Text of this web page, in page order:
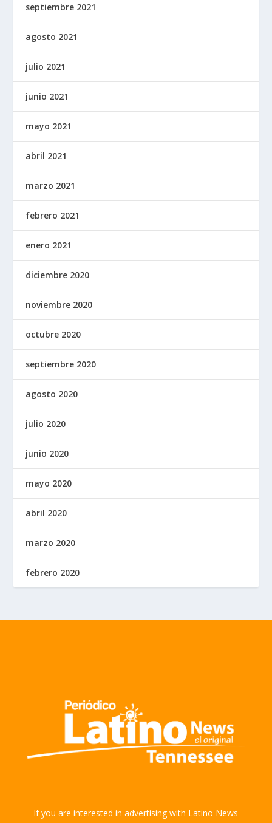
septiembre 2021
agosto 2021
julio 2021
junio 2021
mayo 2021
abril 2021
marzo 2021
febrero 2021
enero 2021
diciembre 2020
noviembre 2020
octubre 2020
septiembre 2020
agosto 2020
julio 2020
junio 2020
mayo 2020
abril 2020
marzo 2020
febrero 2020
If you are interested in advertising with Latino News